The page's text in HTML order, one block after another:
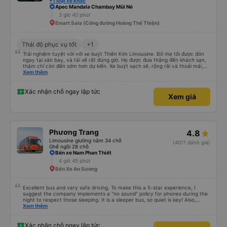
dịch vụ khác. Người lái xe rất giỏi trả khách tại căn hộ của chúng tôi. Các
nhân viên tại văn phòng có thể nói được tiếng Anh và rất thân thiện. Tôi sẽ
giới thiệu công ty dịch vụ vận tải này cho mọi người để có chuyến đi an
Apec Mandala Chambay Mũi Né
3 giờ 40 phút
Emart Sala (Cổng đường Hoàng Thế Thiện)
Thái độ phục vụ tốt +1
Trải nghiệm tuyệt vời với xe buýt Thiên Kim Limousine. Bố mẹ tôi được đón
ngay tại sân bay, và tài xế rất đúng giờ. Họ được đưa thẳng đến khách sạn,
thậm chí còn đến sớm hơn dự kiến. Xe buýt sạch sẽ, rộng rãi và thoải mái,
có nhạc thư giãn suốt chuyến đi. Đội ngũ hỗ trợ trên Zalo đã trả lời mọi câu
Xem thêm
Xác nhận chỗ ngay lập tức
Xem giá
Phương Trang
Limousine giường nằm 34 chỗ
Ghế ngồi 28 chỗ
4.8
(4011 đánh giá)
Bến xe Nam Phan Thiết
4 giờ 45 phút
Bến Xe An Sương
Excellent bus and very safe driving. To make this a 5-star experience, I
suggest the company implements a "no sound" policy for phones during the
night to respect those sleeping. It is a sleeper bus, so quiet is key! Also,
please display the Wi-Fi password clearly inside the cabin for convenience. I
quy định rõ ràng về việc giữ im lặng (tắt âm thanh điện thoại) vào ban đêm
Xem thêm
Xác nhận chỗ ngay lập tức